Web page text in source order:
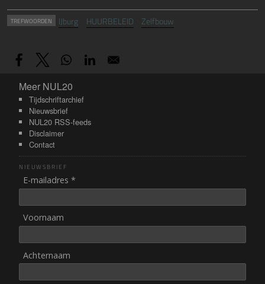
TREFWOORDEN IJburg HUURBELEID Zelfbouw
Meer NUL20
Meer NUL20
Tijdschriftarchief
Nieuwsbrief
NUL20 RSS-feeds
Disclaimer
Contact
NIEUWSBRIEF
E-mailadres *
Voornaam
Achternaam